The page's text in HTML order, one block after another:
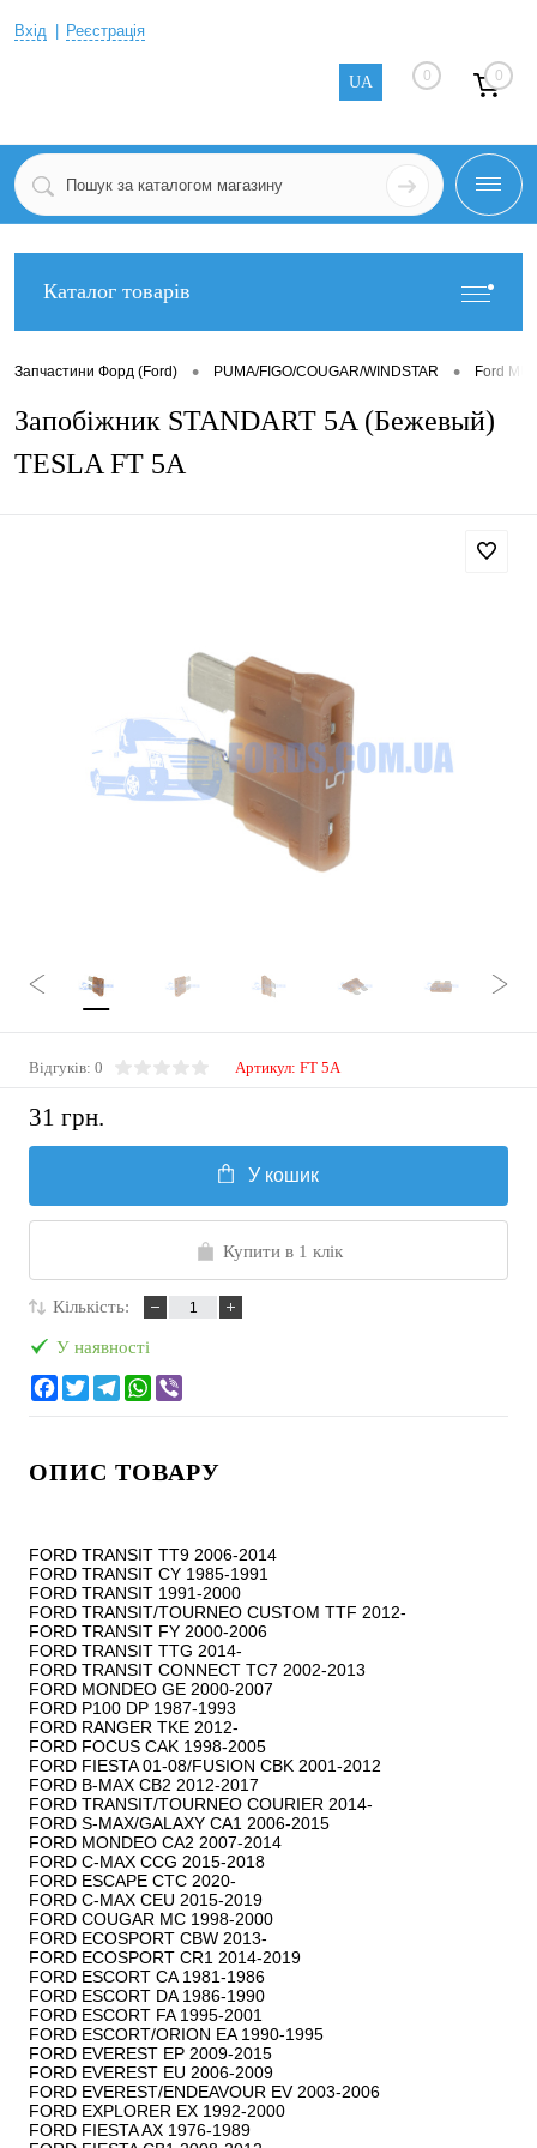
Вхід Реєстрація
UA 0 0
Каталог товарів
Запчастини Форд (Ford) • PUMA/FIGO/COUGAR/WINDSTAR • Ford
Запобіжник STANDART 5A (Бежевый)
TESLA FT 5A
Відгуків: 0 Артикул: FT 5A
31 грн.
У кошик
Купити в 1 клік
Кількість:
У наявності
ОПИС ТОВАРУ
FORD TRANSIT TT9 2006-2014
FORD TRANSIT CY 1985-1991
FORD TRANSIT 1991-2000
FORD TRANSIT/TOURNEO CUSTOM TTF 2012-
FORD TRANSIT FY 2000-2006
FORD TRANSIT TTG 2014-
FORD TRANSIT CONNECT TC7 2002-2013
FORD MONDEO GE 2000-2007
FORD P100 DP 1987-1993
FORD RANGER TKE 2012-
FORD FOCUS CAK 1998-2005
FORD FIESTA 01-08/FUSION CBK 2001-2012
FORD B-MAX CB2 2012-2017
FORD TRANSIT/TOURNEO COURIER 2014-
FORD S-MAX/GALAXY CA1 2006-2015
FORD MONDEO CA2 2007-2014
FORD C-MAX CCG 2015-2018
FORD ESCAPE CTC 2020-
FORD C-MAX CEU 2015-2019
FORD COUGAR MC 1998-2000
FORD ECOSPORT CBW 2013-
FORD ECOSPORT CR1 2014-2019
FORD ESCORT CA 1981-1986
FORD ESCORT DA 1986-1990
FORD ESCORT FA 1995-2001
FORD ESCORT/ORION EA 1990-1995
FORD EVEREST EP 2009-2015
FORD EVEREST EU 2006-2009
FORD EVEREST/ENDEAVOUR EV 2003-2006
FORD EXPLORER EX 1992-2000
FORD FIESTA AX 1976-1989